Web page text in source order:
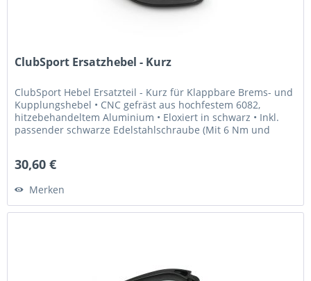
ClubSport Ersatzhebel - Kurz
ClubSport Hebel Ersatzteil - Kurz für Klappbare Brems- und
Kupplungshebel • CNC gefräst aus hochfestem 6082,
hitzebehandeltem Aluminium • Eloxiert in schwarz • Inkl.
passender schwarze Edelstahlschraube (Mit 6 Nm und
30,60 €
Merken